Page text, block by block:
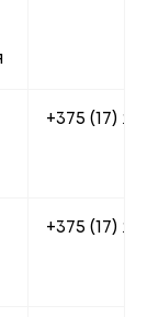
+375 (17)
+375 (17)